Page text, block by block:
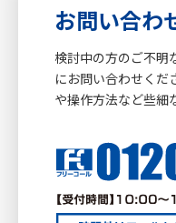
お問い合わ
検討中の方のご不明
にお問い合わせくだ
や操作方法など些細